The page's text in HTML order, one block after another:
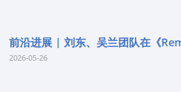
前沿进展 | 刘东、吴兰团队在《
2026-05-26